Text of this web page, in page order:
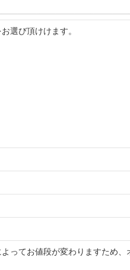
選び頂けけます。
ってお値段が変わりますため